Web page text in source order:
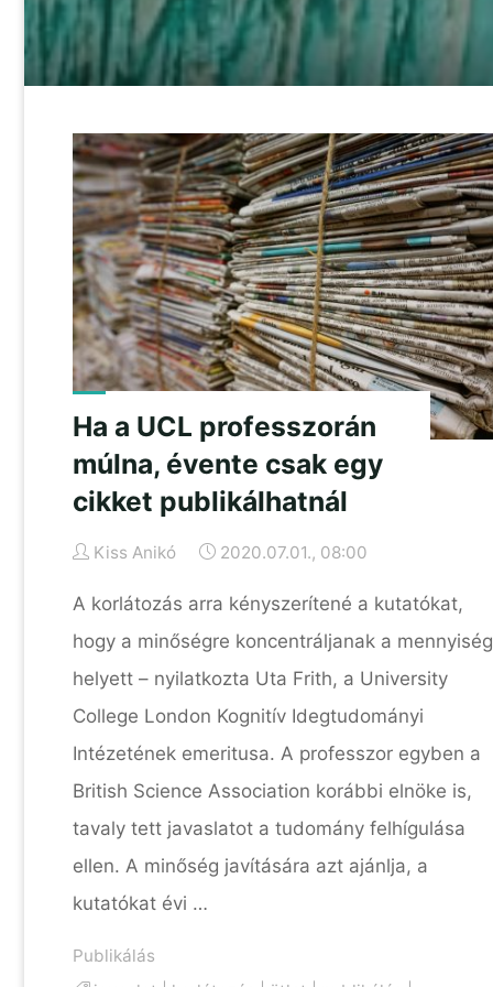
Ha a UCL professzorán
múlna, évente csak egy
cikket publikálhatnál
Kiss Anikó 2020.07.01., 08:00
A korlátozás arra kényszerítené a kutatókat,
hogy a minőségre koncentráljanak a mennyiség
helyett – nyilatkozta Uta Frith, a University
College London Kognitív Idegtudományi
Intézetének emeritusa. A professzor egyben a
British Science Association korábbi elnöke is,
tavaly tett javaslatot a tudomány felhígulása
ellen. A minőség javítására azt ajánlja, a
kutatókat évi …
Publikálás